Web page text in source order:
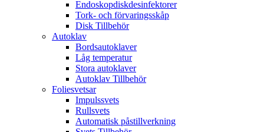
Endoskopdiskdesinfektorer
Tork- och förvaringsskåp
Disk Tillbehör
Autoklav
Bordsautoklaver
Låg temperatur
Stora autoklaver
Autoklav Tillbehör
Foliesvetsar
Impulssvets
Rullsvets
Automatisk påstillverkning